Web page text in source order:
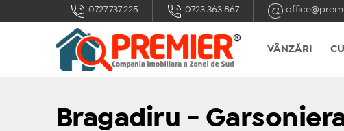
0727.737.225 0723.363.867
VÂNZĂRI
Bragadiru -